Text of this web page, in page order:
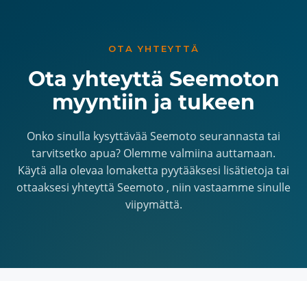
OTA YHTEYTTÄ
Ota yhteyttä Seemoton
myyntiin ja tukeen
Onko sinulla kysyttävää Seemoto seurannasta tai
tarvitsetko apua? Olemme valmiina auttamaan.
Käytä alla olevaa lomaketta pyytääksesi lisätietoja tai
ottaaksesi yhteyttä Seemoto , niin vastaamme sinulle
viipymättä.